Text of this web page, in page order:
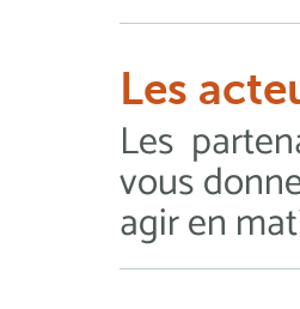
Les
Les
vous
agir en